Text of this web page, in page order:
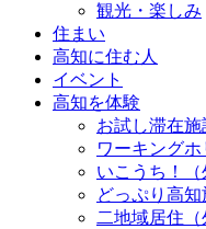
観光・楽しみ
住まい
高知に住む人
イベント
高知を体験
お試し滞在施
ワーキングホ
いこうち！（
どっぷり高知
二地域居住（